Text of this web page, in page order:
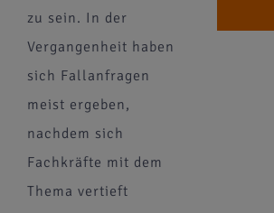
zu sein. In der
Vergangenheit haben
sich Fallanfragen
meist ergeben,
nachdem sich
Fachkräfte mit dem
Thema vertieft